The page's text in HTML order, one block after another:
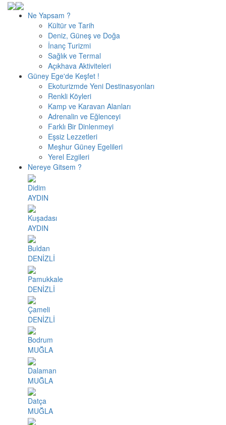
Ne Yapsam ?
Kültür ve Tarih
Deniz, Güneş ve Doğa
İnanç Turizmi
Sağlık ve Termal
Açıkhava Aktiviteleri
Güney Ege'de Keşfet !
Ekoturizmde Yeni Destinasyonları
Renkli Köyleri
Kamp ve Karavan Alanları
Adrenalin ve Eğlenceyi
Farklı Bir Dinlenmeyi
Eşsiz Lezzetleri
Meşhur Güney Egelileri
Yerel Ezgileri
Nereye Gitsem ?
Didim
AYDIN
Kuşadası
AYDIN
Buldan
DENİZLİ
Pamukkale
DENİZLİ
Çameli
DENİZLİ
Bodrum
MUĞLA
Dalaman
MUĞLA
Datça
MUĞLA